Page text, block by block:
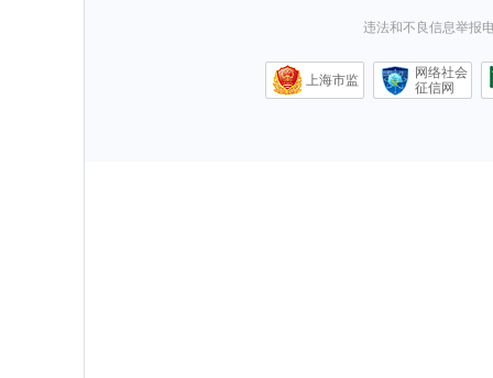
违法和不良信息举报
上海市监
网络社会
征信网